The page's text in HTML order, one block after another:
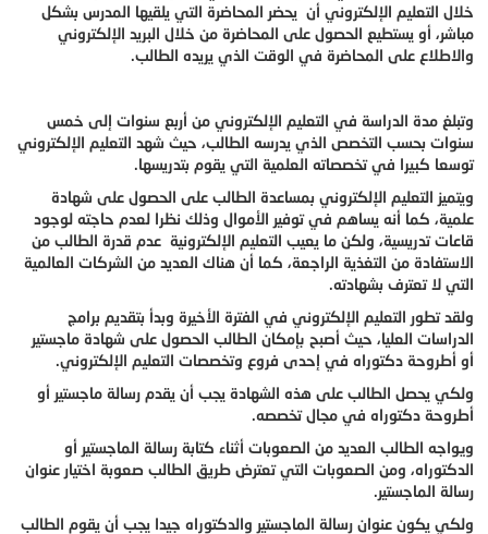
خلال التعليم الإلكتروني أن يحضر المحاضرة التي يلقيها المدرس بشكل
مباشر، أو يستطيع الحصول على المحاضرة من خلال البريد الإلكتروني
والاطلاع على المحاضرة في الوقت الذي يريده الطالب.
وتبلغ مدة الدراسة في التعليم الإلكتروني من أربع سنوات إلى خمس
سنوات بحسب التخصص الذي يدرسه الطالب، حيث شهد التعليم الإلكتروني
توسعا كبيرا في تخصصاته العلمية التي يقوم بتدريسها.
ويتميز التعليم الإلكتروني بمساعدة الطالب على الحصول على شهادة
علمية، كما أنه يساهم في توفير الأموال وذلك نظرا لعدم حاجته لوجود
قاعات تدريسية، ولكن ما يعيب التعليم الإلكترونية عدم قدرة الطالب من
الاستفادة من التغذية الراجعة، كما أن هناك العديد من الشركات العالمية
التي لا تعترف بشهادته.
ولقد تطور التعليم الإلكتروني في الفترة الأخيرة وبدأ بتقديم برامج
الدراسات العليا، حيث أصبح بإمكان الطالب الحصول على شهادة ماجستير
أو أطروحة دكتوراه في إحدى فروع وتخصصات التعليم الإلكتروني.
ولكي يحصل الطالب على هذه الشهادة يجب أن يقدم رسالة ماجستير أو
أطروحة دكتوراه في مجال تخصصه.
ويواجه الطالب العديد من الصعوبات أثناء كتابة رسالة الماجستير أو
الدكتوراه، ومن الصعوبات التي تعترض طريق الطالب صعوبة اختيار عنوان
رسالة الماجستير.
ولكي يكون عنوان رسالة الماجستير والدكتوراه جيدا يجب أن يقوم الطالب